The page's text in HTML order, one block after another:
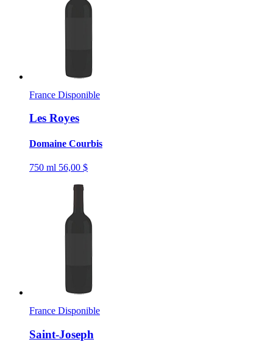
France Disponible
Les Royes
Domaine Courbis
750 ml 56,00 $
France Disponible
Saint-Joseph